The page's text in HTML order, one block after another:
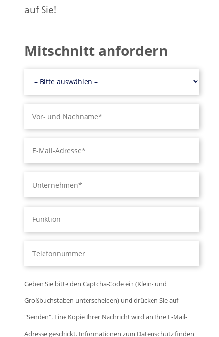
auf Sie!
Mitschnitt anfordern
Geben Sie bitte den Captcha-Code ein (Klein- und
Großbuchstaben unterscheiden) und drücken Sie auf
"Senden". Eine Kopie Ihrer Nachricht wird an Ihre E-Mail-
Adresse geschickt. Informationen zum Datenschutz finden